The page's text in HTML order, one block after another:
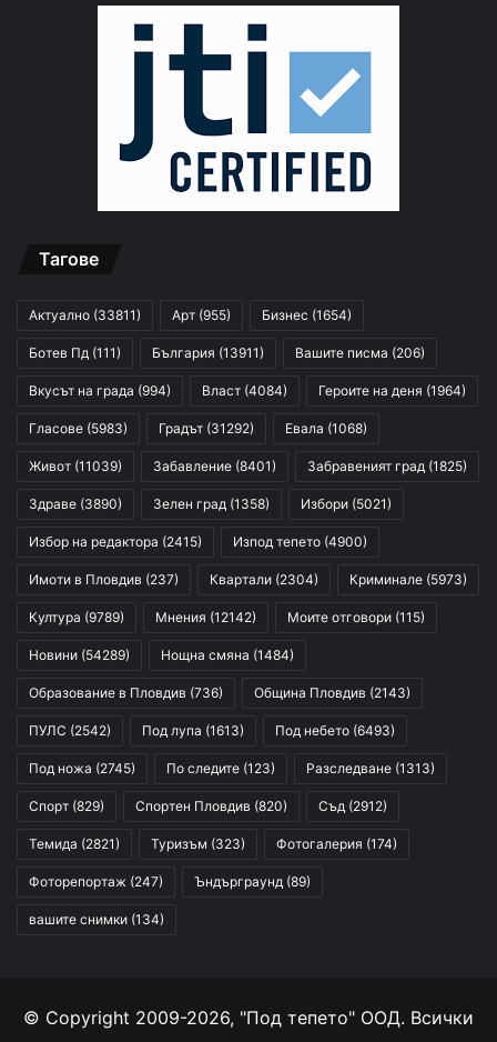
Тагове
Актуално (33811) Арт (955) Бизнес (1654)
Ботев Пд (111) България (13911) Вашите писма (206)
Вкусът на града (994) Власт (4084) Героите на деня (1964)
Гласове (5983) Градът (31292) Евала (1068)
Живот (11039) Забавление (8401) Забравеният град (1825)
Здраве (3890) Зелен град (1358) Избори (5021)
Избор на редактора (2415) Изпод тепето (4900)
Имоти в Пловдив (237) Квартали (2304) Криминале (5973)
Култура (9789) Мнения (12142) Моите отговори (115)
Новини (54289) Нощна смяна (1484)
Образование в Пловдив (736) Община Пловдив (2143)
ПУЛС (2542) Под лупа (1613) Под небето (6493)
Под ножа (2745) По следите (123) Разследване (1313)
Спорт (829) Спортен Пловдив (820) Съд (2912)
Темида (2821) Туризъм (323) Фотогалерия (174)
Фоторепортаж (247) Ъндърграунд (89)
вашите снимки (134)
© Copyright 2009-2026, "Под тепето" ООД. Всички